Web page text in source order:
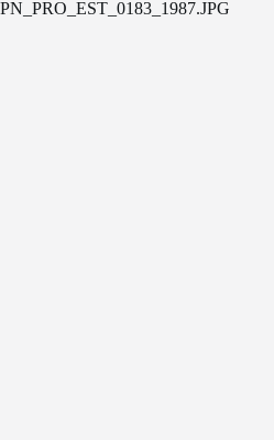
PN_PRO_EST_0183_1987.JPG